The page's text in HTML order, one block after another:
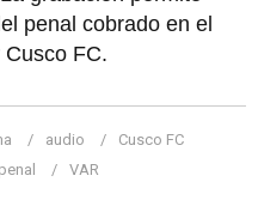
penal cobrado en el
FC.
audio
Cusco FC
penal VAR